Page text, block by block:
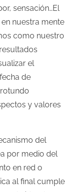
sensación…El
nuestra mente
como nuestro
el
de
y valores
del
por medio del
en red o
al final cumple